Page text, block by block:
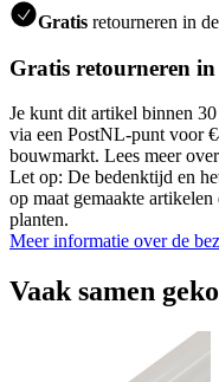
Gratis retourneren in
Gratis retourneren
Je kunt dit artikel binnen
via een PostNL-punt voor
bouwmarkt. Lees meer over
Let op: De bedenktijd en
op maat gemaakte
planten.
Meer informatie over de
Vaak samen